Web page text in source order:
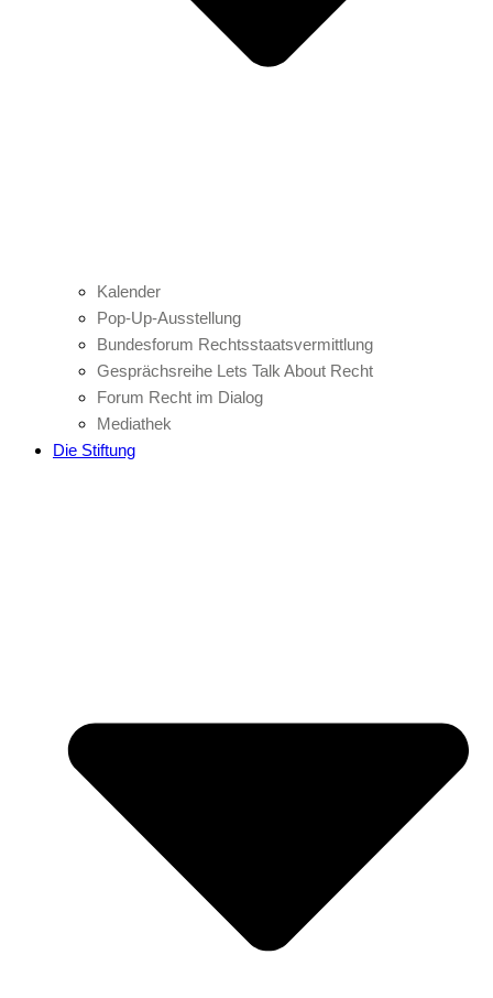
Kalender
Pop-Up-Ausstellung
Bundesforum Rechtsstaatsvermittlung
Gesprächsreihe Lets Talk About Recht
Forum Recht im Dialog
Mediathek
Die Stiftung